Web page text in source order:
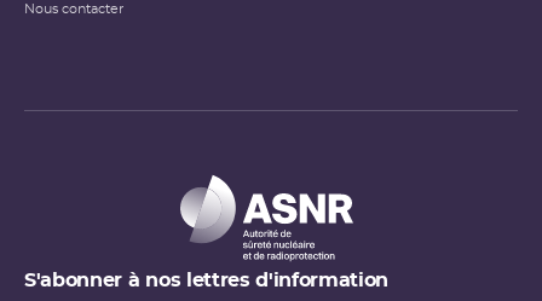
Nous contacter
S'abonner à nos lettres d'information